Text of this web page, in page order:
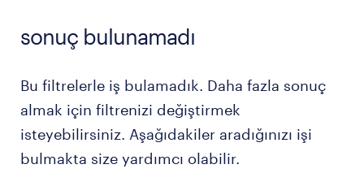
sonuç bulunamadı
Bu filtrelerle iş bulamadık. Daha fazla sonuç
almak için filtrenizi değiştirmek
isteyebilirsiniz. Aşağıdakiler aradığınızı işi
bulmakta size yardımcı olabilir.